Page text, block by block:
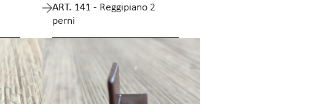
ART. 141 - Reggipiano 2
perni